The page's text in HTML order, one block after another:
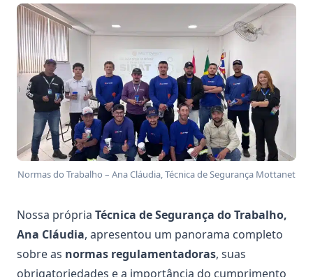
Normas do Trabalho – Ana Cláudia, Técnica de Segurança Mottanet
Nossa própria Técnica de Segurança do Trabalho,
Ana Cláudia, apresentou um panorama completo
sobre as normas regulamentadoras, suas
obrigatoriedades e a importância do cumprimento